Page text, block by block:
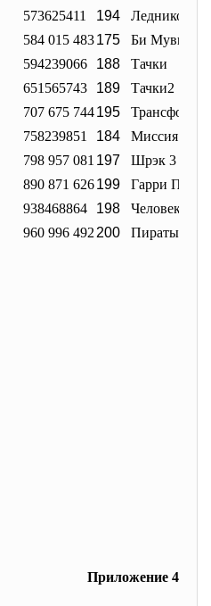
573625411 194
584 015 483175
Би Муви:
594239066 188
Тачки
651565743 189
Тачки2
707 675 744195
758239851 184
Миссия
798 957 081 197
Шрэк 3
890 871 626199
Гарри
938468864 198
Человек-
960 996 492 200 Пираты
Приложение 4